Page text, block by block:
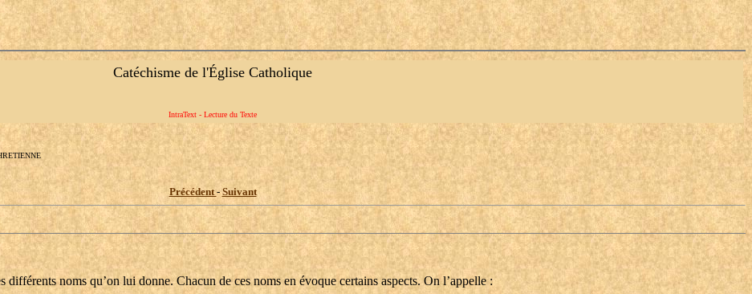
Catéchisme de l'Église Catholique
IntraText - Lecture du Texte
Précédent- Suivant
différents noms qu’on lui donne. Chacun de ces noms en évoque certains aspects. On l’appelle :